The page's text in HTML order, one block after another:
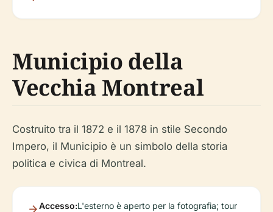
Municipio della
Vecchia Montreal
Costruito tra il 1872 e il 1878 in stile Secondo
Impero, il Municipio è un simbolo della storia
politica e civica di Montreal.
Accesso:L'esterno è aperto per la fotografia; tour